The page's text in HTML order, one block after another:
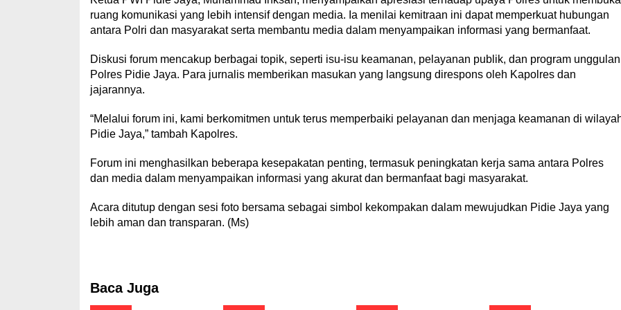
ruang komunikasi yang lebih intensif dengan media. Ia menilai kemitraan ini dapat memperkuat hubungan
antara Polri dan masyarakat serta membantu media dalam menyampaikan informasi yang bermanfaat.
Diskusi forum mencakup berbagai topik, seperti isu-isu keamanan, pelayanan publik, dan program unggulan
Polres Pidie Jaya. Para jurnalis memberikan masukan yang langsung direspons oleh Kapolres dan
jajarannya.
“Melalui forum ini, kami berkomitmen untuk terus memperbaiki pelayanan dan menjaga keamanan di
Pidie Jaya,” tambah Kapolres.
Forum ini menghasilkan beberapa kesepakatan penting, termasuk peningkatan kerja sama antara Polres
dan media dalam menyampaikan informasi yang akurat dan bermanfaat bagi masyarakat.
Acara ditutup dengan sesi foto bersama sebagai simbol kekompakan dalam mewujudkan Pidie Jaya yang
lebih aman dan transparan. (Ms)
Baca Juga